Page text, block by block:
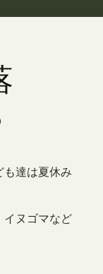
達は夏休み
イヌゴマなど